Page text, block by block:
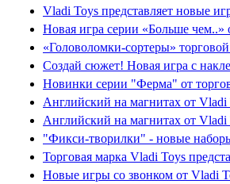
Vladi Toys представляет новые
Новая игра серии «Больше чем..»
«Головоломки-сортеры»
Создай сюжет! Новая игра с
Новинки серии "Ферма" от
Английский на магнитах от
Английский на магнитах от
"Фикси-творилки" - новые
Торговая марка Vladi Toys
Новые игры со звонком от Vladi